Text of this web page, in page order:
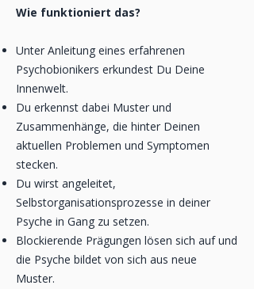
Wie funktioniert das?
Unter Anleitung eines erfahrenen
Psychobionikers erkundest Du Deine
Innenwelt.
Du erkennst dabei Muster und
Zusammenhänge, die hinter Deinen
aktuellen Problemen und Symptomen
stecken.
Du wirst angeleitet,
Selbstorganisationsprozesse in deiner
Psyche in Gang zu setzen.
Blockierende Prägungen lösen sich auf und
die Psyche bildet von sich aus neue
Muster.